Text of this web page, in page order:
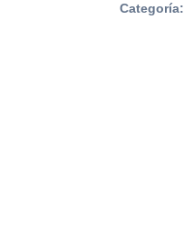
Categoría: